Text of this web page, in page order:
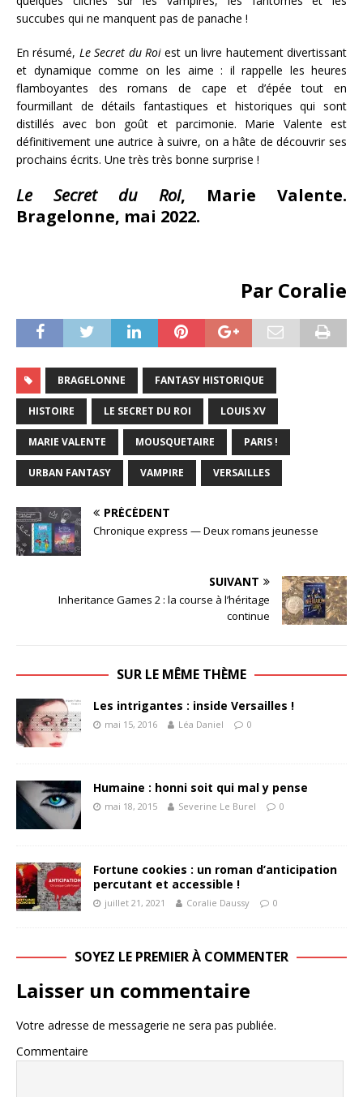
succubes qui ne manquent pas de panache !
En résumé, Le Secret du Roiest un livre hautement divertissant
et dynamique comme on les aime : il rappelle les heures
flamboyantes des romans de cape et d’épée tout en
fourmillant de détails fantastiques et historiques qui sont
distillés avec bon goût et parcimonie. Marie Valente est
définitivement une autrice à suivre, on a hâte de découvrir ses
prochains écrits. Une très très bonne surprise !
Le Secret du Roi, Marie Valente.
Bragelonne, mai 2022.
Par Coralie
BRAGELONNE FANTASY HISTORIQUE
HISTOIRE LE SECRET DU ROI LOUIS XV
MARIE VALENTE MOUSQUETAIRE PARIS !
URBAN FANTASY VAMPIRE VERSAILLES
PRÉCÉDENT
Chronique express — Deux romans jeunesse
SUIVANT
Inheritance Games 2 : la course à l’héritage
continue
SUR LE MÊME THÈME
Les intrigantes : inside Versailles !
mai 15, 2016 Léa Daniel 0
Humaine : honni soit qui mal y pense
mai 18, 2015 Severine Le Burel 0
Fortune cookies : un roman d’anticipation
percutant et accessible !
juillet 21, 2021 Coralie Daussy 0
SOYEZ LE PREMIER À COMMENTER
Laisser un commentaire
Votre adresse de messagerie ne sera pas publiée.
Commentaire